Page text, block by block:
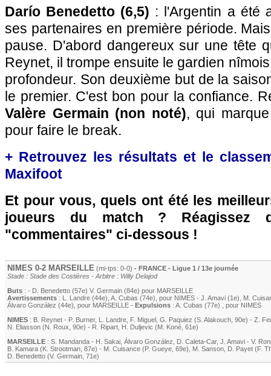
Darío Benedetto (6,5) : l'Argentin a été
ses partenaires en première période.
pause. D'abord dangereux sur une tête
Reynet, il trompe ensuite le gardien
profondeur. Son deuxième but de la
le premier. C'est bon pour la confiance.
Valère Germain (non noté), qui
pour faire le break.
+ Retrouvez les résultats et le
Maxifoot
Et pour vous, quels ont été les
joueurs du match ? Réagissez
"commentaires" ci-dessous !
NIMES 0-2 MARSEILLE (mi-tps: 0-0) - FRANCE - Ligue 1 / 13e journée
Stade : Stade des Costières - Arbitre : Willy Delajod
Buts : - D. Benedetto (57e) V. Germain (84e) pour MARSEILLE
Avertissements : L. Landre (44e) A. Cubas (74e) , pour NIMES - J. Amavi (1e)
M.
Álvaro González (44e) , pour MARSEILLE - Expulsions : A. Cubas (77e) , pour NIMES
NIMES : B. Reynet - P. Burner, L. Landre F. Miguel G. Paquiez (S. Alakouch , 90e) - Z.
N. Eliasson (N. Roux , 90e) - R. Ripart H. Duljevic (M. Koné , 61e)
MARSEILLE : S. Mandanda - H. Sakai Álvaro González D. Caleta-Car, J. Amavi - V.
B. Kamara (K. Strootman , 87e) - M. Cuisance (P. Gueye , 69e) M. Sanson D. Payet (F.
D. Benedetto (V. Germain , 71e)